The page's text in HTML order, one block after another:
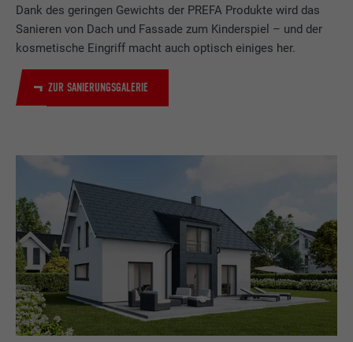
Dank des geringen Gewichts der PREFA Produkte wird das
Sanieren von Dach und Fassade zum Kinderspiel – und der
kosmetische Eingriff macht auch optisch einiges her.
ZUR SANIERUNGSGALERIE